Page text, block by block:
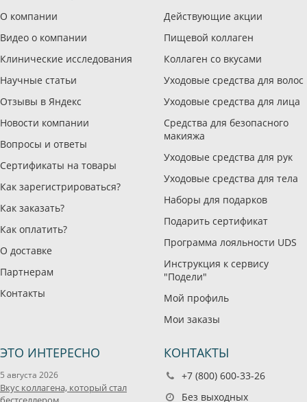
О компании
Видео о компании
Клинические исследования
Научные статьи
Отзывы в Яндекс
Новости компании
Вопросы и ответы
Сертификаты на товары
Как зарегистрироваться?
Как заказать?
Как оплатить?
О доставке
Партнерам
Контакты
Действующие акции
Пищевой коллаген
Коллаген со вкусами
Уходовые средства для волос
Уходовые средства для лица
Средства для безопасного
макияжа
Уходовые средства для рук
Уходовые средства для тела
Наборы для подарков
Подарить сертификат
Программа лояльности UDS
Инструкция к сервису
"Подели"
Мой профиль
Мои заказы
ЭТО ИНТЕРЕСНО
5 августа 2026
Вкус коллагена, который стал
КОНТАКТЫ
+7 (800) 600-33-26
Без выходных